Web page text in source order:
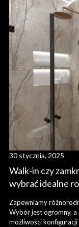
30 stycznia, 2025
Walk-in czy
wybrać idealne
Zapewniamy
Wybór jest ogromny, a
możliwości